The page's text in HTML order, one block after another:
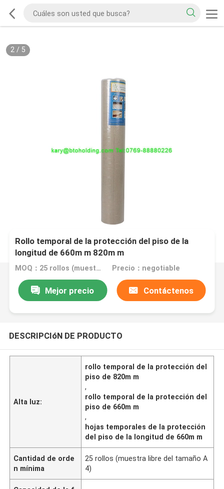
2/ 5
Rollo temporal de la protección del piso de la
longitud de 660m m 820m m
MOQ：25 rollos (muestra libre del tamaño A4) Precio：negotiable
Mejor precio Contáctenos
DESCRIPCIóN DE PRODUCTO
Alta luz:
rollo temporal de la protección del
piso de 820m m
,
rollo temporal de la protección del
piso de 660m m
,
hojas temporales de la protección
del piso de la longitud de 660m m
Cantidad de orde
n mínima
25 rollos (muestra libre del tamaño A
4)